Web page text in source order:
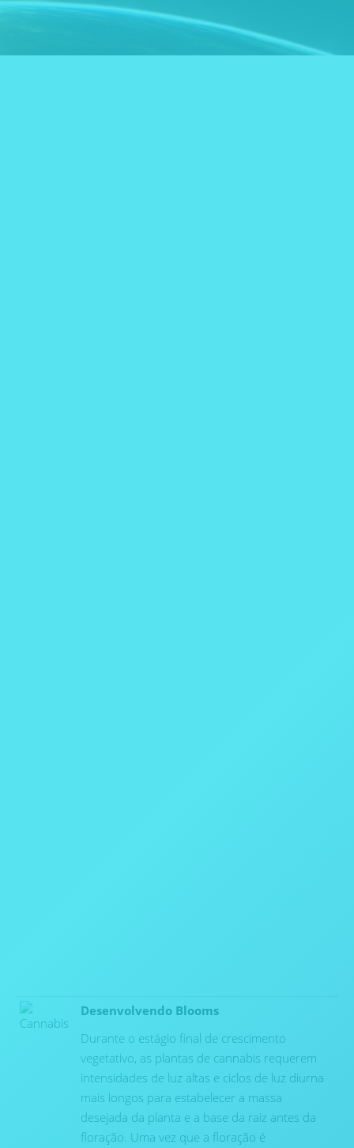
Desenvolvendo Blooms
Durante o estágio final de crescimento
vegetativo, as plantas de cannabis requerem
intensidades de luz altas e ciclos de luz diurna
mais longos para estabelecer a massa
desejada da planta e a base da raiz antes da
floração. Uma vez que a floração é